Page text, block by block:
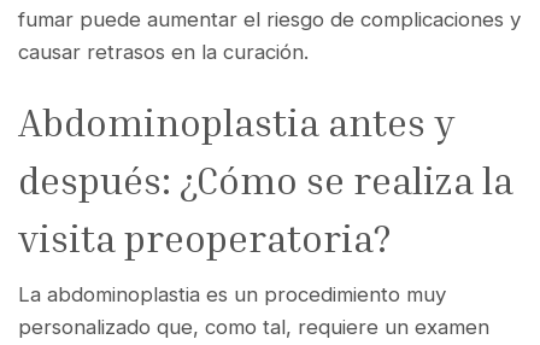
fumar puede aumentar el riesgo de complicaciones y
causar retrasos en la curación.
Abdominoplastia antes y
después: ¿Cómo se realiza la
visita preoperatoria?
La abdominoplastia es un procedimiento muy
personalizado que, como tal, requiere un examen